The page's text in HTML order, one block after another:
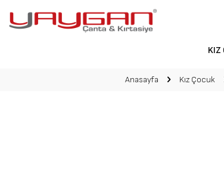
KIZ
Anasayfa Kız Çocuk